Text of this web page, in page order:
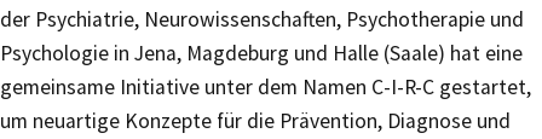
der Psychiatrie, Neurowissenschaften, Psychotherapie und
Psychologie in Jena, Magdeburg und Halle (Saale) hat eine
gemeinsame Initiative unter dem Namen C-I-R-C gestartet,
um neuartige Konzepte für die Prävention, Diagnose und